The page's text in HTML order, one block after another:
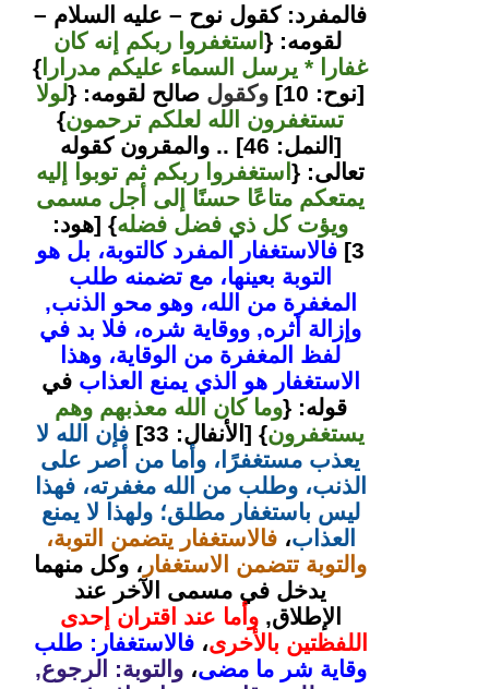
فالمفرد: كقول نوح – عليه السلام –
لقومه: { استغفروا ربكم إنه كان
غفارا * يرسل السماء عليكم مدرارا }
[نوح: 10]
وكقول صالح لقومه: {لولا
تستغفرون الله لعلكم ترحمون}
[النمل: 46] .. والمقرون كقوله
تعالى: {استغفروا ربكم ثم توبوا إليه
يمتعكم متاعًا حسنًا إلى أجل مسمى
ويؤت كل ذي فضل فضله} [هود:
3] فالاستغفار المفرد كالتوبة، بل هو
التوبة بعينها، مع تضمنه طلب
المغفرة من الله، وهو محو الذنب,
وإزالة أثره, ووقاية شره، فلا بد في
لفظ المغفرة من الوقاية، وهذا
الاستغفار هو الذي يمنع العذاب في
قوله: {وما كان الله معذبهم وهم
يستغفرون} [الأنفال: 33]
فإن الله لا
يعذب مستغفرًا، وأما من أصر على
الذنب، وطلب من الله مغفرته، فهذا
ليس باستغفار مطلق؛ ولهذا لا يمنع
العذاب، فالاستغفار يتضمن التوبة،
والتوبة تتضمن الاستغفار ، وكل منهما
يدخل في مسمى الآخر عند
الإطلاق,وأما عند اقتران إحدى
اللفظتين بالأخرى،فالاستغفار: طلب
وقاية شر ما مضى،والتوبة: الرجوع,